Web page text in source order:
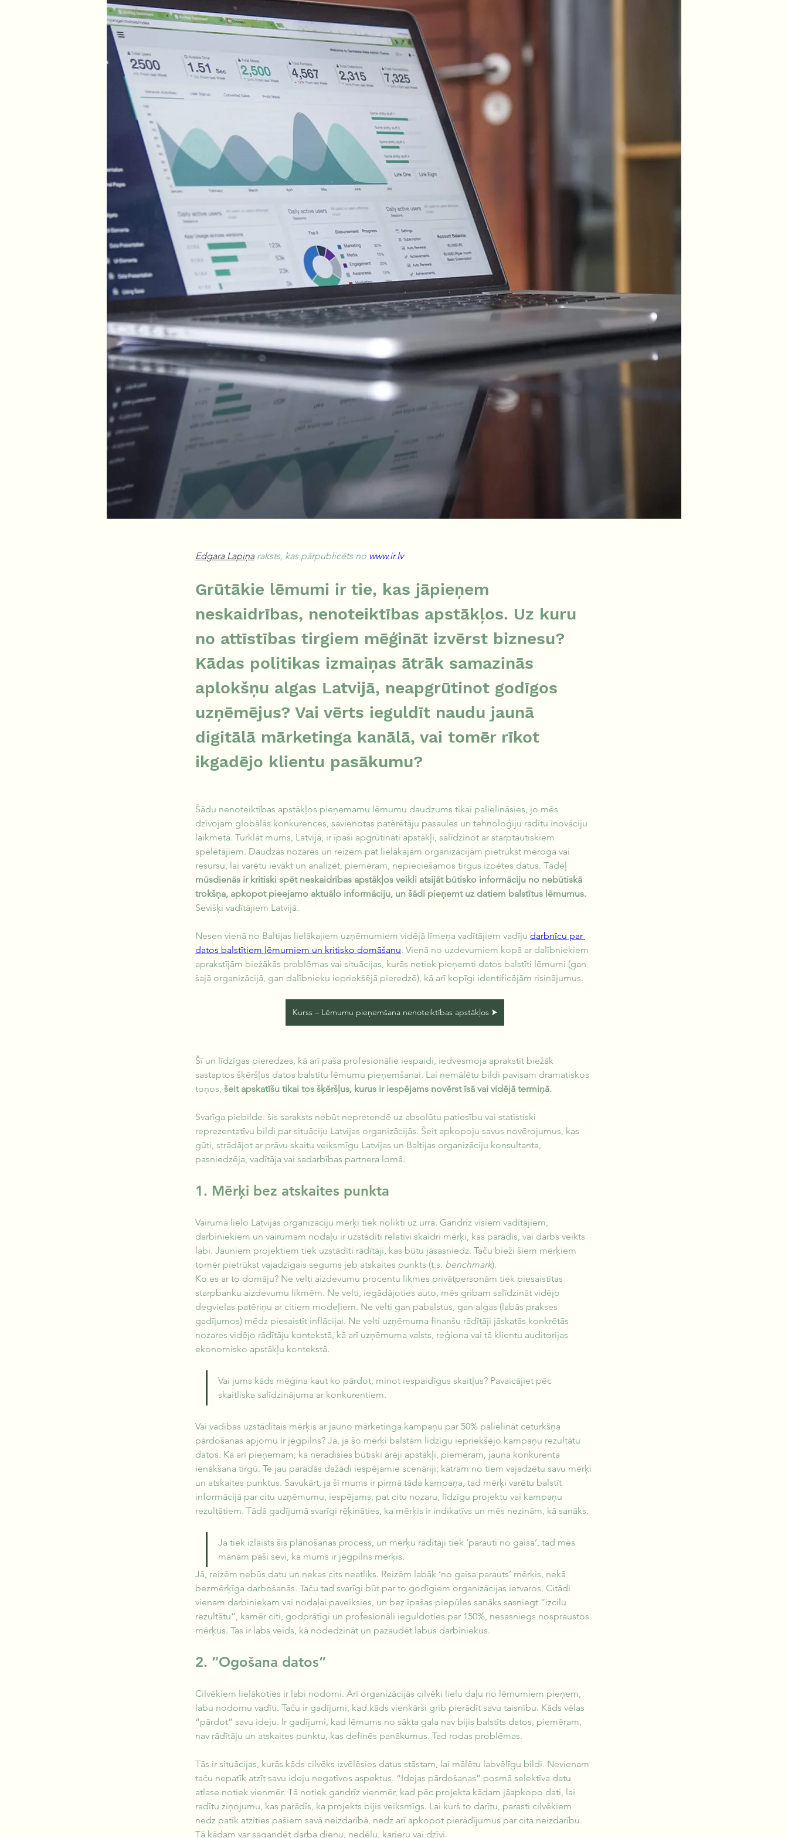
Edgara Lapiņa raksts, kas pārpublicēts no www.ir.lv
Grūtākie lēmumi ir tie, kas jāpieņem
neskaidrības, nenoteiktības apstākļos. Uz kuru
no attīstības tirgiem mēģināt izvērst biznesu?
Kādas politikas izmaiņas ātrāk samazinās
aplokšņu algas Latvijā, neapgrūtinot godīgos
uzņēmējus? Vai vērts ieguldīt naudu jaunā
digitālā mārketinga kanālā, vai tomēr rīkot
ikgadējo klientu pasākumu?
Šādu nenoteiktības apstākļos pieņemamu lēmumu daudzums tikai palielināsies, jo mēs
dzīvojam globālās konkurences, savienotas patērētāju pasaules un tehnoloģiju radītu inovāciju
laikmetā. Turklāt mums, Latvijā, ir īpaši apgrūtināti apstākļi, salīdzinot ar starptautiskiem
spēlētājiem. Daudzās nozarēs un reizēm pat lielākajām organizācijām pietrūkst mēroga vai
resursu, lai varētu ievākt un analizēt, piemēram, nepieciešamos tirgus izpētes datus. Tādēļ
mūsdienās ir kritiski spēt neskaidrības apstākļos veikli atsijāt būtisko informāciju no nebūtiskā
trokšņa, apkopot pieejamo aktuālo informāciju, un šādi pieņemt uz datiem balstītus lēmumus.
Sevišķi vadītājiem Latvijā.
Nesen vienā no Baltijas lielākajiem uzņēmumiem vidējā līmeņa vadītājiem vadīju darbnīcu par
datos balstītiem lēmumiem un kritisko domāšanu. Vienā no uzdevumiem kopā ar dalībniekiem
aprakstījām biežākās problēmas vai situācijas, kurās netiek pieņemti datos balstīti lēmumi (gan
šajā organizācijā, gan dalībnieku iepriekšējā pieredzē), kā arī kopīgi identificējām risinājumus.
Kurss – Lēmumu pieņemšana nenoteiktības apstākļos ⮞
Šī un līdzīgas pieredzes, kā arī paša profesionālie iespaidi, iedvesmoja aprakstīt biežāk
sastaptos šķēršļus datos balstītu lēmumu pieņemšanai. Lai nemālētu bildi pavisam dramatiskos
toņos, šeit apskatīšu tikai tos šķēršļus, kurus ir iespējams novērst īsā vai vidējā termiņā.
Svarīga piebilde: šis saraksts nebūt nepretendē uz absolūtu patiesību vai statistiski
reprezentatīvu bildi par situāciju Latvijas organizācijās. Šeit apkopoju savus novērojumus, kas
gūti, strādājot ar prāvu skaitu veiksmīgu Latvijas un Baltijas organizāciju konsultanta,
pasniedzēja, vadītāja vai sadarbības partnera lomā.
1. Mērķi bez atskaites punkta
Vairumā lielo Latvijas organizāciju mērķi tiek nolikti uz urrā. Gandrīz visiem vadītājiem,
darbiniekiem un vairumam nodaļu ir uzstādīti relatīvi skaidri mērķi, kas parādīs, vai darbs veikts
labi. Jauniem projektiem tiek uzstādīti rādītāji, kas būtu jāsasniedz. Taču bieži šiem mērķiem
tomēr pietrūkst vajadzīgais segums jeb atskaites punkts (t.s. benchmark).
Ko es ar to domāju? Ne velti aizdevumu procentu likmes privātpersonām tiek piesaistītas
starpbanku aizdevumu likmēm. Ne velti, iegādājoties auto, mēs gribam salīdzināt vidējo
degvielas patēriņu ar citiem modeļiem. Ne velti gan pabalstus, gan algas (labās prakses
gadījumos) mēdz piesaistīt inflācijai. Ne velti uzņēmuma finanšu rādītāji jāskatās konkrētās
nozares vidējo rādītāju kontekstā, kā arī uzņēmuma valsts, reģiona vai tā klientu auditorijas
ekonomisko apstākļu kontekstā.
Vai jums kāds mēģina kaut ko pārdot, minot iespaidīgus skaitļus? Pavaicājiet pēc
skaitliska salīdzinājuma ar konkurentiem.
Vai vadības uzstādītais mērķis ar jauno mārketinga kampaņu par 50% palielināt ceturkšņa
pārdošanas apjomu ir jēgpilns? Jā, ja šo mērķi balstām līdzīgu iepriekšējo kampaņu rezultātu
datos. Kā arī pieņemam, ka neradīsies būtiski ārēji apstākļi, piemēram, jauna konkurenta
ienākšana tirgū. Te jau parādās dažādi iespējamie scenāriji; katram no tiem vajadzētu savu mērķi
un atskaites punktus. Savukārt, ja šī mums ir pirmā tāda kampaņa, tad mērķi varētu balstīt
informācijā par citu uzņēmumu, iespējams, pat citu nozaru, līdzīgu projektu vai kampaņu
rezultātiem. Tādā gadījumā svarīgi rēķināties, ka mērķis ir indikatīvs un mēs nezinām, kā sanāks.
Ja tiek izlaists šis plānošanas process, un mērķu rādītāji tiek ‘parauti no gaisa’, tad mēs
mānām paši sevi, ka mums ir jēgpilns mērķis.
Jā, reizēm nebūs datu un nekas cits neatliks. Reizēm labāk ‘no gaisa parauts’ mērķis, nekā
bezmērķīga darbošanās. Taču tad svarīgi būt par to godīgiem organizācijas ietvaros. Citādi
vienam darbiniekam vai nodaļai paveiksies, un bez īpašas piepūles sanāks sasniegt “izcilu
rezultātu”, kamēr citi, godprātīgi un profesionāli ieguldoties par 150%, nesasniegs nospraustos
mērķus. Tas ir labs veids, kā nodedzināt un pazaudēt labus darbiniekus.
2. “Ogošana datos”
Cilvēkiem lielākoties ir labi nodomi. Arī organizācijās cilvēki lielu daļu no lēmumiem pieņem,
labu nodomu vadīti. Taču ir gadījumi, kad kāds vienkārši grib pierādīt savu taisnību. Kāds vēlas
“pārdot” savu ideju. Ir gadījumi, kad lēmums no sākta gala nav bijis balstīts datos, piemēram,
nav rādītāju un atskaites punktu, kas definēs panākumus. Tad rodas problēmas.
Tās ir situācijas, kurās kāds cilvēks izvēlēsies datus stāstam, lai mālētu labvēlīgu bildi. Nevienam
taču nepatīk atzīt savu ideju negatīvos aspektus. “Idejas pārdošanas” posmā selektīva datu
atlase notiek vienmēr. Tā notiek gandrīz vienmēr, kad pēc projekta kādam jāapkopo dati, lai
radītu ziņojumu, kas parādīs, ka projekts bijis veiksmīgs. Lai kurš to darītu, parasti cilvēkiem
nedz patīk atzīties pašiem savā neizdarībā, nedz arī apkopot pierādījumus par cita neizdarību.
Tā kādam var sagandēt darba dienu, nedēļu, karjeru vai dzīvi.